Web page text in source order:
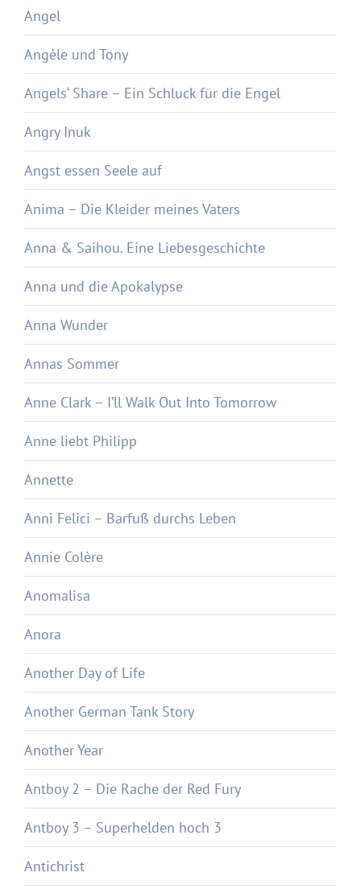
Angel
Angèle und Tony
Angels‘ Share – Ein Schluck für die Engel
Angry Inuk
Angst essen Seele auf
Anima – Die Kleider meines Vaters
Anna & Saihou. Eine Liebesgeschichte
Anna und die Apokalypse
Anna Wunder
Annas Sommer
Anne Clark – I’ll Walk Out Into Tomorrow
Anne liebt Philipp
Annette
Anni Felici – Barfuß durchs Leben
Annie Colère
Anomalisa
Anora
Another Day of Life
Another German Tank Story
Another Year
Antboy 2 – Die Rache der Red Fury
Antboy 3 – Superhelden hoch 3
Antichrist